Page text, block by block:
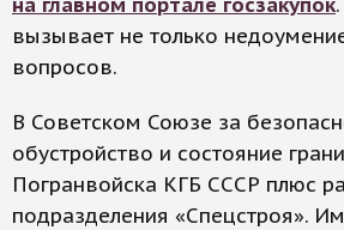
вызывает не только
вопросов.
В Советском Союзе за
обустройство и состояние
Погранвойска КГБ СССР плюс
подразделения «Спецстроя».